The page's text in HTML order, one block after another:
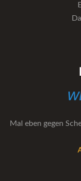
Mal eben gegen